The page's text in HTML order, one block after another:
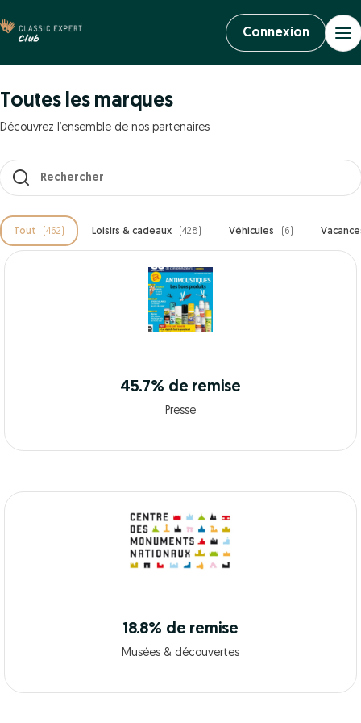
Connexion
Toutes les marques
Découvrez l’ensemble de nos partenaires
Les résultats se mettent à jour au fur et à mesure de votre
Tout (462) Loisirs & cadeaux (428) Véhicules (6)
45.7% de remise
Presse
18.8% de remise
Musées & découvertes